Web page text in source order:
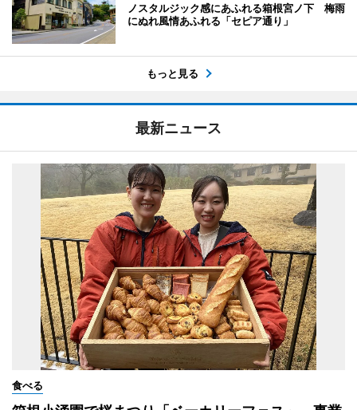
ノスタルジック感にあふれる箱根宮ノ下 梅雨
にぬれ風情あふれる「セピア通り」
もっと見る
最新ニュース
食べる